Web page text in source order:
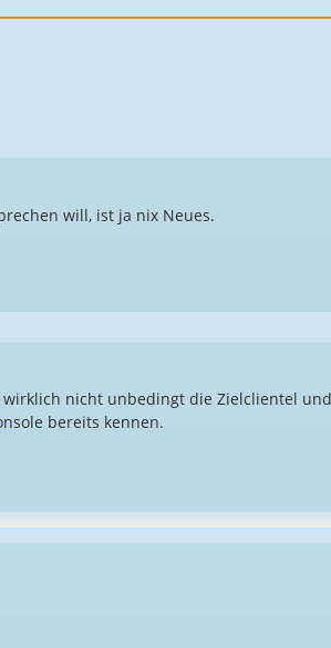
will, ist ja nix Neues.
nicht unbedingt die Zielclientel
bereits kennen.